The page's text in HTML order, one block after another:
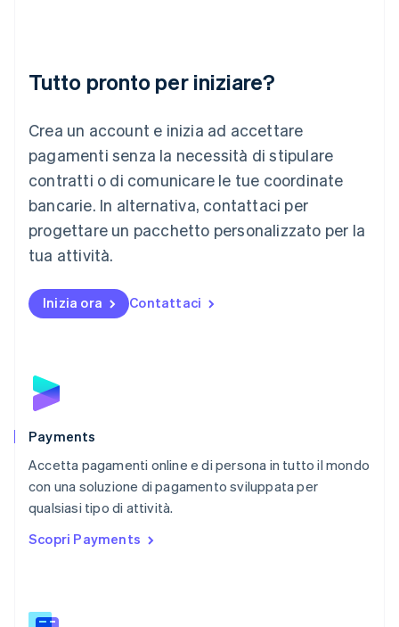
Tutto pronto per iniziare?
Crea un account e inizia ad accettare
pagamenti senza la necessità di stipulare
contratti o di comunicare le tue coordinate
bancarie. In alternativa, contattaci per
progettare un pacchetto personalizzato per la
tua attività.
Inizia ora Contattaci
Payments
Accetta pagamenti online e di persona in tutto il mondo
con una soluzione di pagamento sviluppata per
qualsiasi tipo di attività.
Scopri Payments
Lituania
Lussemburgo
Deutsch English
Malaysia
English 简体中文
Malta
Messico
EspañolEnglish
English
Nuova Zelanda
Polonia
English
Português
English简体中文
Regno Unito
English
English
English